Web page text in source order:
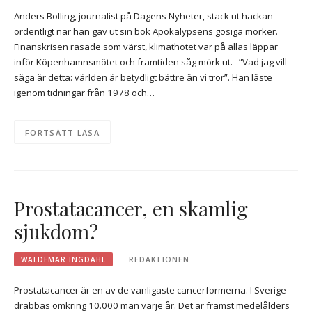
Anders Bolling, journalist på Dagens Nyheter, stack ut hackan
ordentligt när han gav ut sin bok Apokalypsens gosiga mörker.
Finanskrisen rasade som värst, klimathotet var på allas läppar
inför Köpenhamnsmötet och framtiden såg mörk ut. ”Vad jag vill
säga är detta: världen är betydligt bättre än vi tror”. Han läste
igenom tidningar från 1978 och…
FORTSÄTT LÄSA
Prostatacancer, en skamlig
sjukdom?
WALDEMAR INGDAHL REDAKTIONEN
Prostatacancer är en av de vanligaste cancerformerna. I Sverige
drabbas omkring 10.000 män varje år. Det är främst medelålders